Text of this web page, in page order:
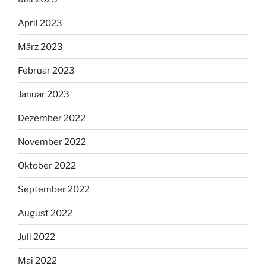
April 2023
März 2023
Februar 2023
Januar 2023
Dezember 2022
November 2022
Oktober 2022
September 2022
August 2022
Juli 2022
Mai 2022